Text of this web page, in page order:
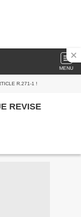
MENU
R.271-1 !
REVISE